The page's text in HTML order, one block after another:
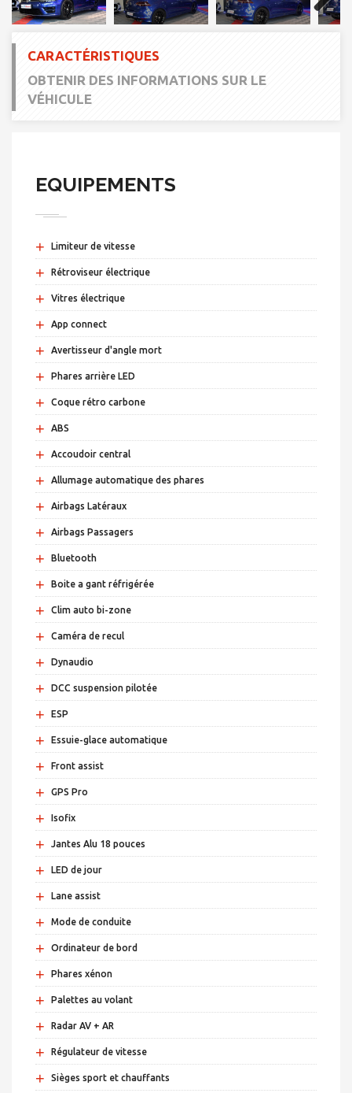
Next
CARACTÉRISTIQUES
OBTENIR DES INFORMATIONS SUR LE
VÉHICULE
EQUIPEMENTS
+ Limiteur de vitesse
+ Rétroviseur électrique
+ Vitres électrique
+ App connect
+ Avertisseur d'angle mort
+ Phares arrière LED
+ Coque rétro carbone
+ ABS
+ Accoudoir central
+ Allumage automatique des phares
+ Airbags Latéraux
+ Airbags Passagers
+ Bluetooth
+ Boite a gant réfrigérée
+ Clim auto bi-zone
+ Caméra de recul
+ Dynaudio
+ DCC suspension pilotée
+ ESP
+ Essuie-glace automatique
+ Front assist
+ GPS Pro
+ Isofix
+ Jantes Alu 18 pouces
+ LED de jour
+ Lane assist
+ Mode de conduite
+ Ordinateur de bord
+ Phares xénon
+ Palettes au volant
+ Radar AV + AR
+ Régulateur de vitesse
+ Sièges sport et chauffants